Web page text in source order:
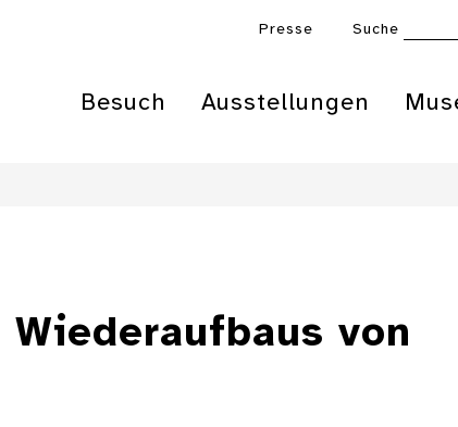
Presse Suche
Besuch Ausstellungen
von